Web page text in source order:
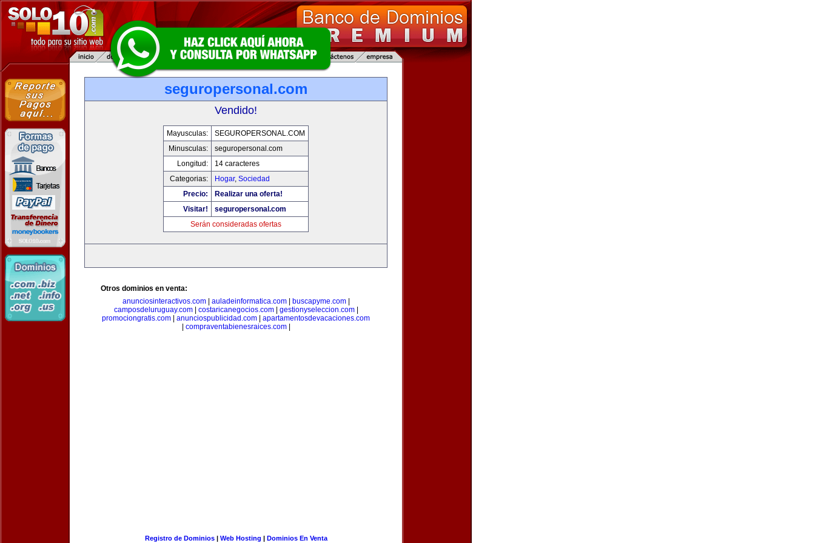
seguropersonal.com
Vendido!
Mayusculas:
SEGUROPERSONAL.COM
Minusculas:
seguropersonal.com
Longitud:
14 caracteres
Categorias:
Hogar, Sociedad
Precio:
Realizar una oferta!
Visitar!
seguropersonal.com
Serán consideradas ofertas
Otros dominios en venta:
anunciosinteractivos.com| auladeinformatica.com| buscapyme.com|
camposdeluruguay.com| costaricanegocios.com| gestionyseleccion.com|
promociongratis.com
anunciospublicidad.com
apartamentosdevacaciones.com
compraventabienesraices.com|
Registro de Dominios| Web Hosting | Dominios En Venta